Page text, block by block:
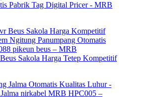
Pabrik Tag Digital Pricer - MRB
Sakola Harga Tetep Kompetitif